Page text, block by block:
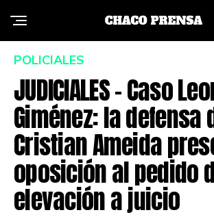
POLICIALES
JUDICIALES – Caso
Giménez: la defensa
Cristian Ameida
oposición al pedido
elevación a juicio